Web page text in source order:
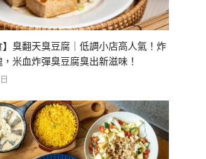
】臭翻天臭豆腐｜低調小店高人氣！炸
米血炸彈臭豆腐臭出新滋味！